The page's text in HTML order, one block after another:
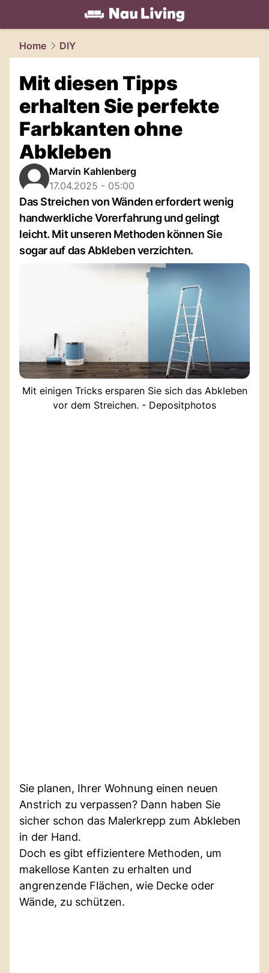
living.NAU.ch
Home DIY
Mit diesen Tipps
erhalten Sie perfekte
Farbkanten ohne
Abkleben
Marvin Kahlenberg
17.04.2025 - 05:00
Das Streichen von Wänden erfordert wenig
handwerkliche Vorerfahrung und gelingt
leicht. Mit unseren Methoden können Sie
sogar auf das Abkleben verzichten.
Mit einigen Tricks ersparen Sie sich das Abkleben
vor dem Streichen. - Depositphotos
Sie planen, Ihrer Wohnung einen neuen
Anstrich zu verpassen? Dann haben Sie
sicher schon das Malerkrepp zum Abkleben
in der Hand.
Doch es gibt effizientere Methoden, um
makellose Kanten zu erhalten und
angrenzende Flächen, wie Decke oder
Wände, zu schützen.